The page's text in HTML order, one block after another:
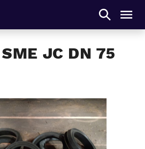
JC DN 75